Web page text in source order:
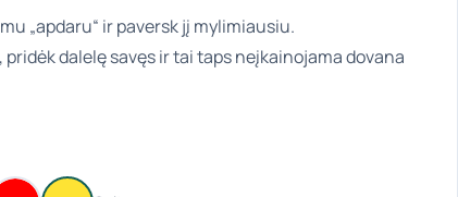
„apdaru“ ir paversk jį mylimiausiu.
, pridėk dalelę savęs ir tai taps neįkainojama dovana